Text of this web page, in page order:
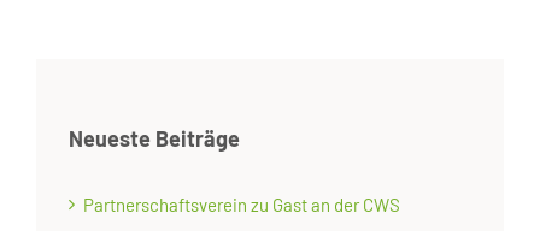
Neueste Beiträge
Partnerschaftsverein zu Gast an der CWS